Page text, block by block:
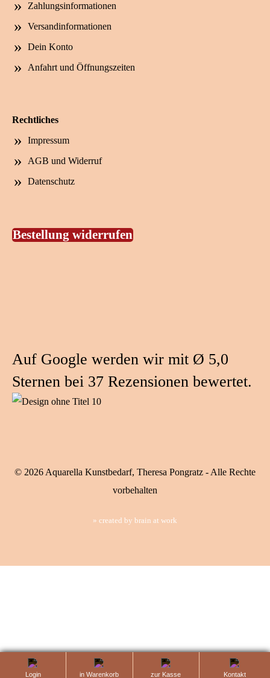
Zahlungsinformationen
Versandinformationen
Dein Konto
Anfahrt und Öffnungszeiten
Rechtliches
Impressum
AGB und Widerruf
Datenschutz
Bestellung widerrufen
Auf Google werden wir mit Ø 5,0
Sternen bei 37 Rezensionen bewertet.
vorbehalten
Login in Warenkorb zur Kasse Kontaktanfrage